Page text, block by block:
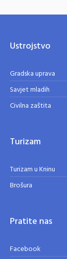
Ustrojstvo
Gradska uprava
Savjet mladih
Civilna zaštita
Turizam
Turizam u Kninu
Brošura
Pratite nas
Facebook